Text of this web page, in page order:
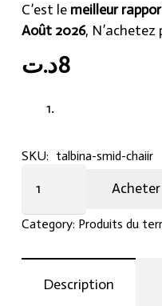
C’est le meilleur
Août 2026, N’achetez
8د.ت
SKU: talbina-smid-chaiir
smid
chaiir
kilou
quantity
Acheter
Category: Produits du
Description